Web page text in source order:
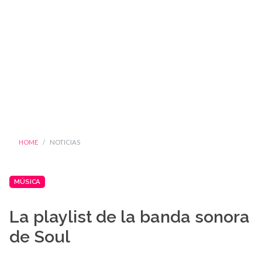
HOME NOTICIAS
MÚSICA
La playlist de la banda sonora
de Soul